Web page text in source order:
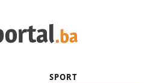
SPORT